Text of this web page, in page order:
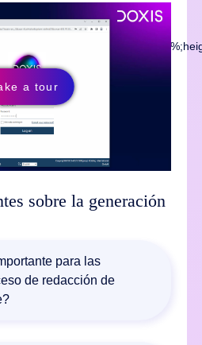
a tour
src="" name="sl-embed"
microphone"
sobre la generación
para las
de redacción de